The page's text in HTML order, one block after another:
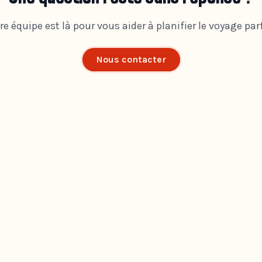
équipe est là pour vous aider à planifier le voyage
Nous contacter